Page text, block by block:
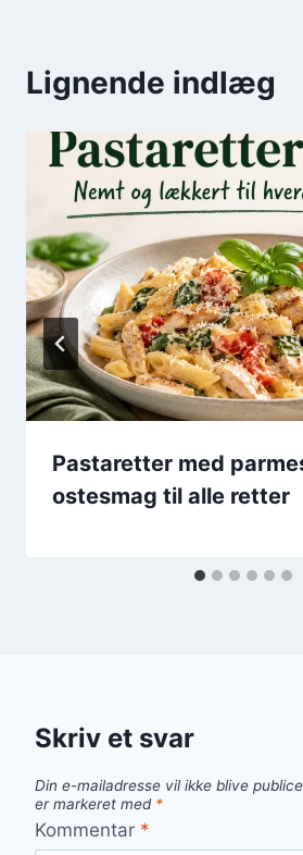
Lignende indlæg
Pastaretter med
ostesmag til alle retter
Skriv et svar
Din e-mailadresse vil ikke blive
er markeret med *
Kommentar *